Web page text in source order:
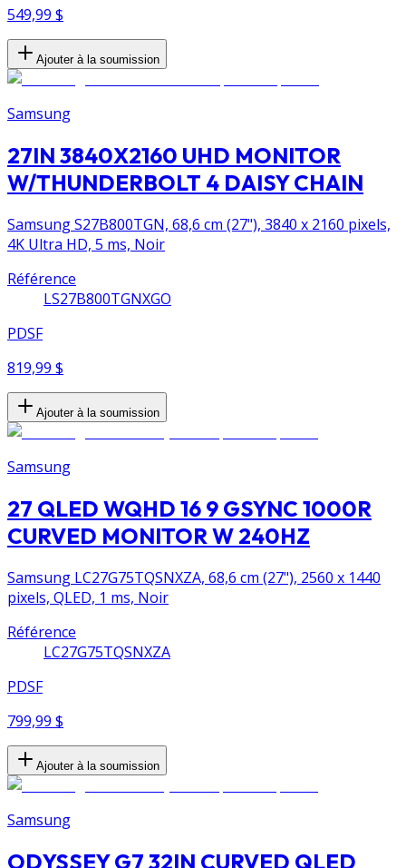
549,99 $
Ajouter à la soumission
Samsung
27IN 3840X2160 UHD MONITOR
W/THUNDERBOLT 4 DAISY CHAIN
Samsung S27B800TGN, 68,6 cm (27"), 3840 x 2160 pixels,
4K Ultra HD, 5 ms, Noir
Référence
LS27B800TGNXGO
PDSF
819,99 $
Ajouter à la soumission
Samsung
27 QLED WQHD 16 9 GSYNC 1000R
CURVED MONITOR W 240HZ
Samsung LC27G75TQSNXZA, 68,6 cm (27"), 2560 x 1440
pixels, QLED, 1 ms, Noir
Référence
LC27G75TQSNXZA
PDSF
799,99 $
Ajouter à la soumission
Samsung
ODYSSEY G7 32IN CURVED QLED